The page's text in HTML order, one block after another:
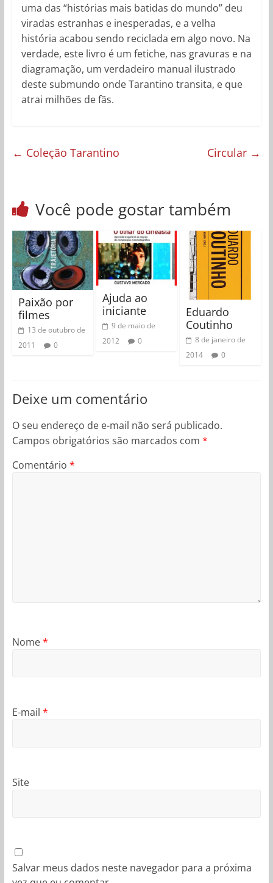
uma das “histórias mais batidas do mundo” deu
viradas estranhas e inesperadas, e a velha
história acabou sendo reciclada em algo novo. Na
verdade, este livro é um fetiche, nas gravuras e na
diagramação, um verdadeiro manual ilustrado
deste submundo onde Tarantino transita, e que
atrai milhões de fãs.
← Coleção Tarantino Circular →
Você pode gostar também
Paixão por
filmes
13 de outubro de
2011
0
Ajuda ao
iniciante
9 de maio de
2012
0
Eduardo
Coutinho
8 de janeiro de
2014
0
Deixe um comentário
O seu endereço de e-mail não será publicado.
Campos obrigatórios são marcados com *
Comentário *
Nome*
E-mail *
Site
Salvar meus dados neste navegador para a próxima